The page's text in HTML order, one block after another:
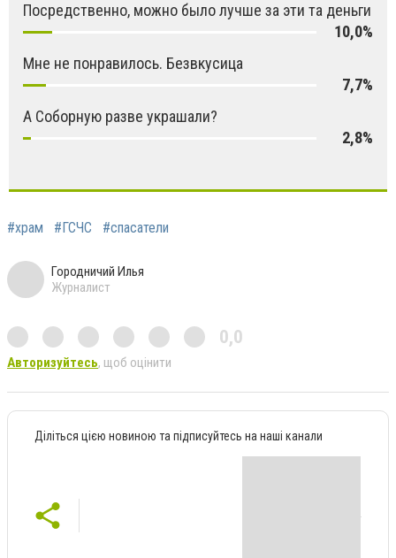
Посредственно, можно было лучше за эти та деньги
10,0%
Мне не понравилось. Безвкусица
7,7%
А Соборную разве украшали?
2,8%
#храм #ГСЧС #спасатели
Городничий Илья
Журналист
0,0
Авторизуйтесь, щоб оцінити
Діліться цією новиною та підписуйтесь на наші канали